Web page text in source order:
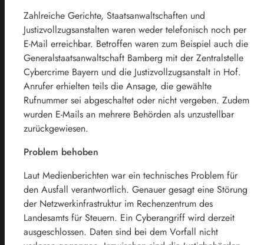
Zahlreiche Gerichte, Staatsanwaltschaften und
Justizvollzugsanstalten waren weder telefonisch noch per
E-Mail erreichbar. Betroffen waren zum Beispiel auch die
Generalstaatsanwaltschaft Bamberg mit der Zentralstelle
Cybercrime Bayern und die Justizvollzugsanstalt in Hof.
Anrufer erhielten teils die Ansage, die gewählte
Rufnummer sei abgeschaltet oder nicht vergeben. Zudem
wurden E-Mails an mehrere Behörden als unzustellbar
zurückgewiesen.
Problem behoben
Laut Medienberichten war ein technisches Problem für
den Ausfall verantwortlich. Genauer gesagt eine Störung
der Netzwerkinfrastruktur im Rechenzentrum des
Landesamts für Steuern. Ein Cyberangriff wird derzeit
ausgeschlossen. Daten sind bei dem Vorfall nicht